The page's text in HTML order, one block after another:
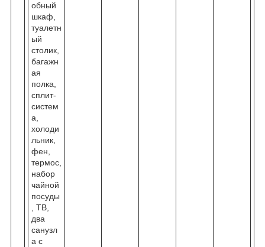
обный
шкаф,
туалетн
ый
столик,
багажн
ая
полка,
сплит-
систем
а,
холоди
льник,
фен,
термос,
набор
чайной
посуды
, ТВ,
два
санузл
а с